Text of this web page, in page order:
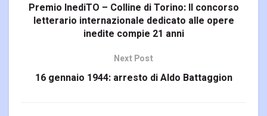
Premio InediTO – Colline di Torino: Il concorso
letterario internazionale dedicato alle opere
inedite compie 21 anni
Next Post
16 gennaio 1944: arresto di Aldo Battaggion